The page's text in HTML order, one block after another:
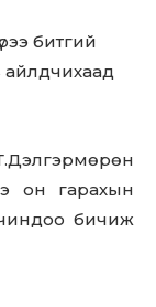
битгий
айлдчихаад
он гарахын
бичиж